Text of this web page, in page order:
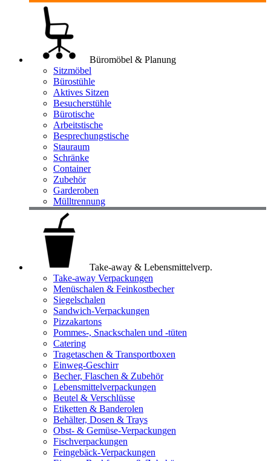
Büromöbel & Planung
Sitzmöbel
Bürostühle
Aktives Sitzen
Besucherstühle
Bürotische
Arbeitstische
Besprechungstische
Stauraum
Schränke
Container
Zubehör
Garderoben
Mülltrennung
Take-away & Lebensmittelverp.
Take-away Verpackungen
Menüschalen & Feinkostbecher
Siegelschalen
Sandwich-Verpackungen
Pizzakartons
Pommes-, Snackschalen und -tüten
Catering
Tragetaschen & Transportboxen
Einweg-Geschirr
Becher, Flaschen & Zubehör
Lebensmittelverpackungen
Beutel & Verschlüsse
Etiketten & Banderolen
Behälter, Dosen & Trays
Obst- & Gemüse-Verpackungen
Fischverpackungen
Feingebäck-Verpackungen